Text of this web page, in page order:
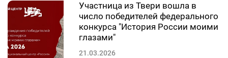
Участница из Твери вошла в
число победителей федерального
конкурса "История России моими
глазами"
21.03.2026